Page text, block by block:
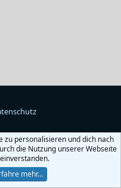
zu personalisieren und dich nach
die Nutzung unserer Webseite
mehr…